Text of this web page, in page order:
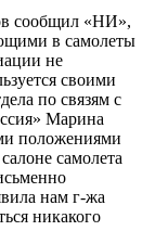
сообщил «НИ»,
в самолеты
не
своими
по связям с
Марина
положениями
самолета
нам г-жа
никакого